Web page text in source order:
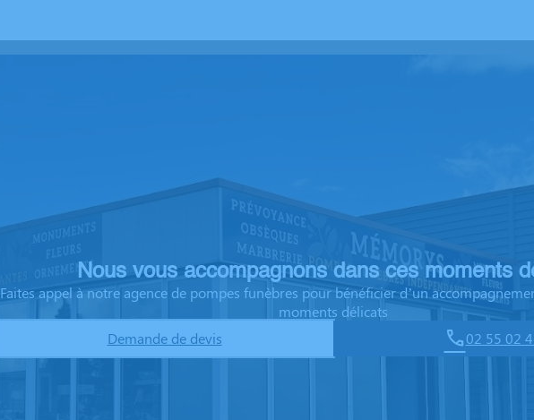
Nous vous accompagnons dans ces moments
Faites appel à notre agence de pompes funèbres pour bénéficier d’un
moments délicats
Demande de devis
02 55 02